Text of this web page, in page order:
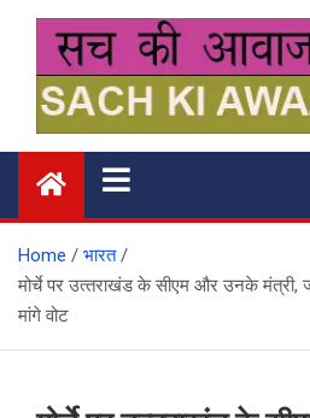
content
सच की आवाज
Home
भारत
मोर्चे पर उत्‍तराखंड के सीएम और उनके मंत्री,
मांगे वोट